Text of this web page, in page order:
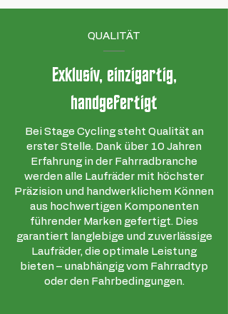
QUALITÄT
Exklusiv, einzigartig,
handgefertigt
Bei Stage Cycling steht Qualität an
erster Stelle. Dank über 10 Jahren
Erfahrung in der Fahrradbranche
werden alle Laufräder mit höchster
Präzision und handwerklichem Können
aus hochwertigen Komponenten
führender Marken gefertigt. Dies
garantiert langlebige und zuverlässige
Laufräder, die optimale Leistung
bieten – unabhängig vom Fahrradtyp
oder den Fahrbedingungen.